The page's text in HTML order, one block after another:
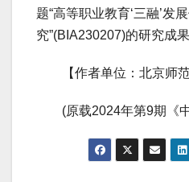
题“高等职业教育‘三融’发
究”(BIA230207)的研究成
【作者单位：北京师范
(原载2024年第9期《中